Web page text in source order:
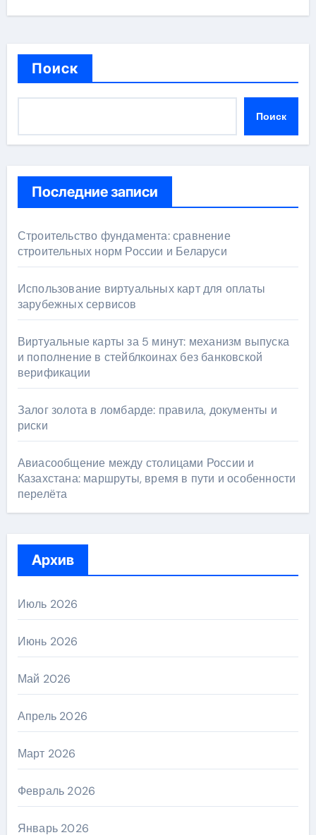
Поиск
Поиск
Последние записи
Строительство фундамента: сравнение
строительных норм России и Беларуси
Использование виртуальных карт для оплаты
зарубежных сервисов
Виртуальные карты за 5 минут: механизм выпуска
и пополнение в стейблкоинах без банковской
верификации
Залог золота в ломбарде: правила, документы и
риски
Авиасообщение между столицами России и
Казахстана: маршруты, время в пути и особенности
перелёта
Архив
Июль 2026
Июнь 2026
Май 2026
Апрель 2026
Март 2026
Февраль 2026
Январь 2026